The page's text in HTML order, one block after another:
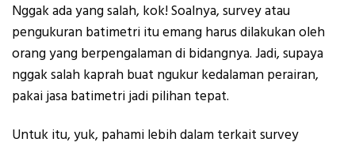
Nggak ada yang salah, kok! Soalnya, survey atau
pengukuran batimetri itu emang harus dilakukan oleh
orang yang berpengalaman di bidangnya. Jadi, supaya
nggak salah kaprah buat ngukur kedalaman perairan,
pakai jasa batimetri jadi pilihan tepat.
Untuk itu, yuk, pahami lebih dalam terkait survey